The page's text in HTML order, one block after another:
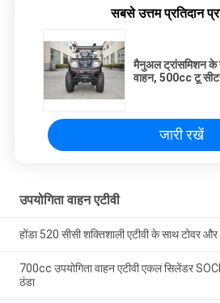
सबसे उत्तम प्रतिदान
मैनुअल ट्रांसमिशन के
वाहन, 500cc टू
जारी रखें
उपयोगिता वाहन एटीवी
होंडा 520 सीसी शक्तिशाली एटीवी के साथ टोवर
700cc उपयोगिता वाहन एटीवी एकल सिलेंडर
ठंडा